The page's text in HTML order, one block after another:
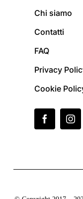
Chi siamo
Contatti
FAQ
Privacy
Cookie